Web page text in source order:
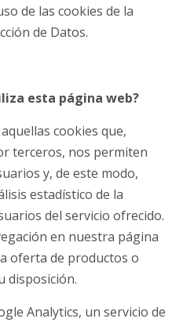
de las cookies de la
de Datos.
esta página web?
cookies que,
terceros, nos permiten
y, de este modo,
estadístico de la
del servicio ofrecido.
en nuestra página
oferta de productos o
disposición.
Analytics, un servicio de